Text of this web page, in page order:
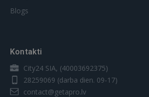
Blogs
Kontakti
City24 SIA, (40003692375)
28259069 (darba dien. 09-17)
contact@getapro.lv